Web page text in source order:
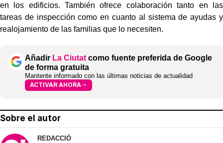
en los edificios. También ofrece colaboración tanto en las
tareas de inspección como en cuanto al sistema de ayudas y
realojamiento de las familias que lo necesiten.
Añadir La Ciutat como fuente preferida de Google
de forma gratuita
Mantente informado con las últimas noticias de actualidad
ACTIVAR AHORA
Sobre el autor
REDACCIÓ